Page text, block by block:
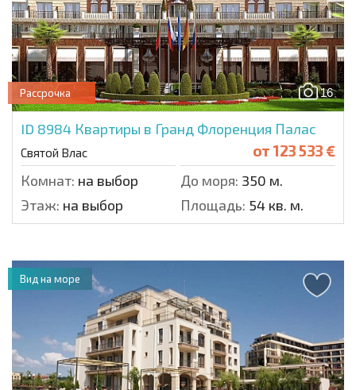
16
Рассрочка
ID 8984 Квартиры в Гранд Флоренция Палас
Святой Влас от123 533 €
Комнат: на выбор До моря: 350 м.
Этаж: на выбор Площадь: 54 кв. м.
Вид на море